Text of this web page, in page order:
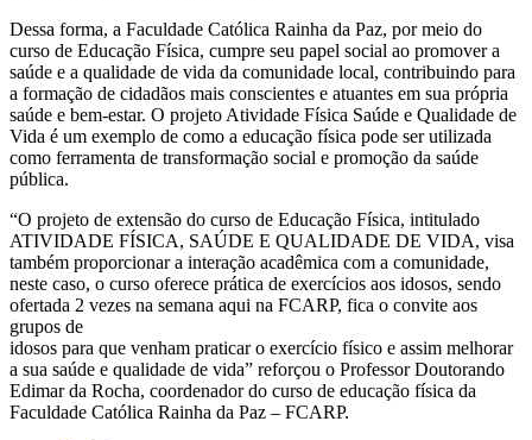
Dessa forma, a Faculdade Católica Rainha da Paz, por meio do
curso de Educação Física, cumpre seu papel social ao promover a
saúde e a qualidade de vida da comunidade local, contribuindo para
a formação de cidadãos mais conscientes e atuantes em sua própria
saúde e bem-estar. O projeto Atividade Física Saúde e Qualidade de
Vida é um exemplo de como a educação física pode ser utilizada
como ferramenta de transformação social e promoção da saúde
pública.
“O projeto de extensão do curso de Educação Física, intitulado
ATIVIDADE FÍSICA, SAÚDE E QUALIDADE DE VIDA, visa
também proporcionar a interação acadêmica com a comunidade,
neste caso, o curso oferece prática de exercícios aos idosos, sendo
ofertada 2 vezes na semana aqui na FCARP, fica o convite aos
grupos de
idosos para que venham praticar o exercício físico e assim melhorar
a sua saúde e qualidade de vida” reforçou o Professor Doutorando
Edimar da Rocha, coordenador do curso de educação física da
Faculdade Católica Rainha da Paz – FCARP.